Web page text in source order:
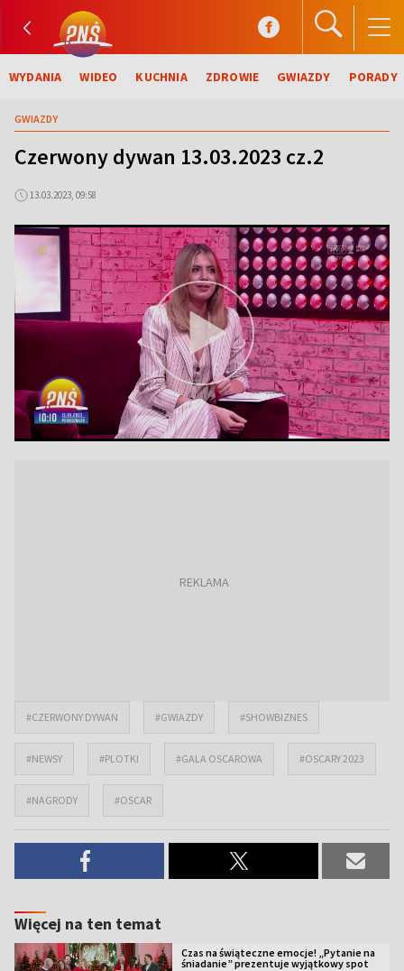
WYDANIA WIDEO KUCHNIA ZDROWIE GWIAZDY PORADY
GWIAZDY
Czerwony dywan 13.03.2023 cz.2
13.03.2023, 09:58
#CZERWONY DYWAN #GWIAZDY #SHOWBIZNES
#NEWSY #PLOTKI #GALA OSCAROWA #OSCARY 2023
#NAGRODY #OSCAR
Więcej na ten temat
Czas na świąteczne emocje! „Pytanie na
śniadanie” prezentuje wyjątkowy spot